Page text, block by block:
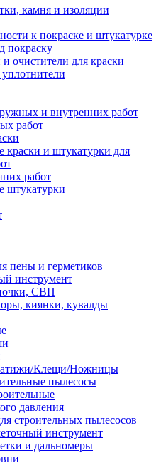
камня и изоляции
к покраске и штукатурке
покраску
и очистители для краски
и внутренних работ
работ
краски и штукатурки для
работ
штукатурки
пены и герметиков
инструмент
СВП
киянки, кувалды
Клещи/Ножницы
пылесосы
давления
строительных пылесосов
инструмент
и дальномеры